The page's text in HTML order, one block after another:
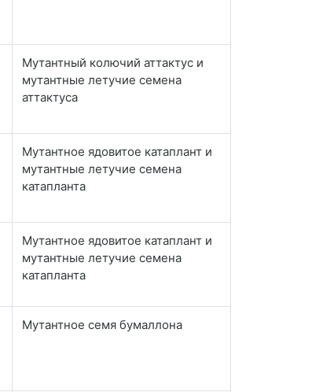
Мутантный колючий аттактус и
мутантные летучие семена
аттактуса
Мутантное ядовитое катаплант и
мутантные летучие семена
катапланта
Мутантное ядовитое катаплант и
мутантные летучие семена
катапланта
Мутантное семя бумаллона